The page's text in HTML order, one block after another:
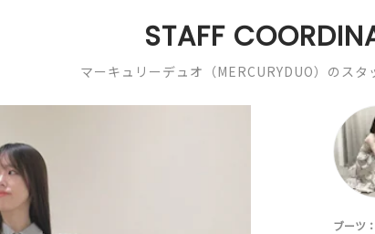
STAFF
マーキュリーデュオ（MERCURYDUO）のスタ
ブーツ：